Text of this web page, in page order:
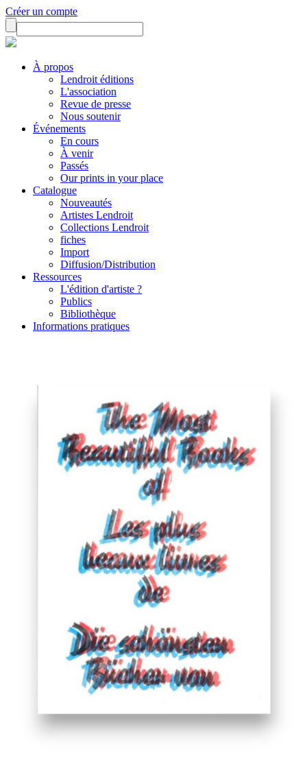
Créer un compte
À propos
Lendroit éditions
L'association
Revue de presse
Nous soutenir
Événements
En cours
À venir
Passés
Our prints in your place
Catalogue
Nouveautés
Artistes Lendroit
Collections Lendroit
fiches
Import
Diffusion/Distribution
Ressources
L'édition d'artiste ?
Publics
Bibliothèque
Informations pratiques